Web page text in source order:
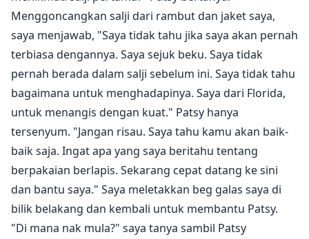
Menggoncangkan salji dari rambut dan jaket saya,
saya menjawab, "Saya tidak tahu jika saya akan pernah
terbiasa dengannya. Saya sejuk beku. Saya tidak
pernah berada dalam salji sebelum ini. Saya tidak tahu
bagaimana untuk menghadapinya. Saya dari Florida,
untuk menangis dengan kuat." Patsy hanya
tersenyum. "Jangan risau. Saya tahu kamu akan baik-
baik saja. Ingat apa yang saya beritahu tentang
berpakaian berlapis. Sekarang cepat datang ke sini
dan bantu saya." Saya meletakkan beg galas saya di
bilik belakang dan kembali untuk membantu Patsy.
"Di mana nak mula?" saya tanya sambil Patsy